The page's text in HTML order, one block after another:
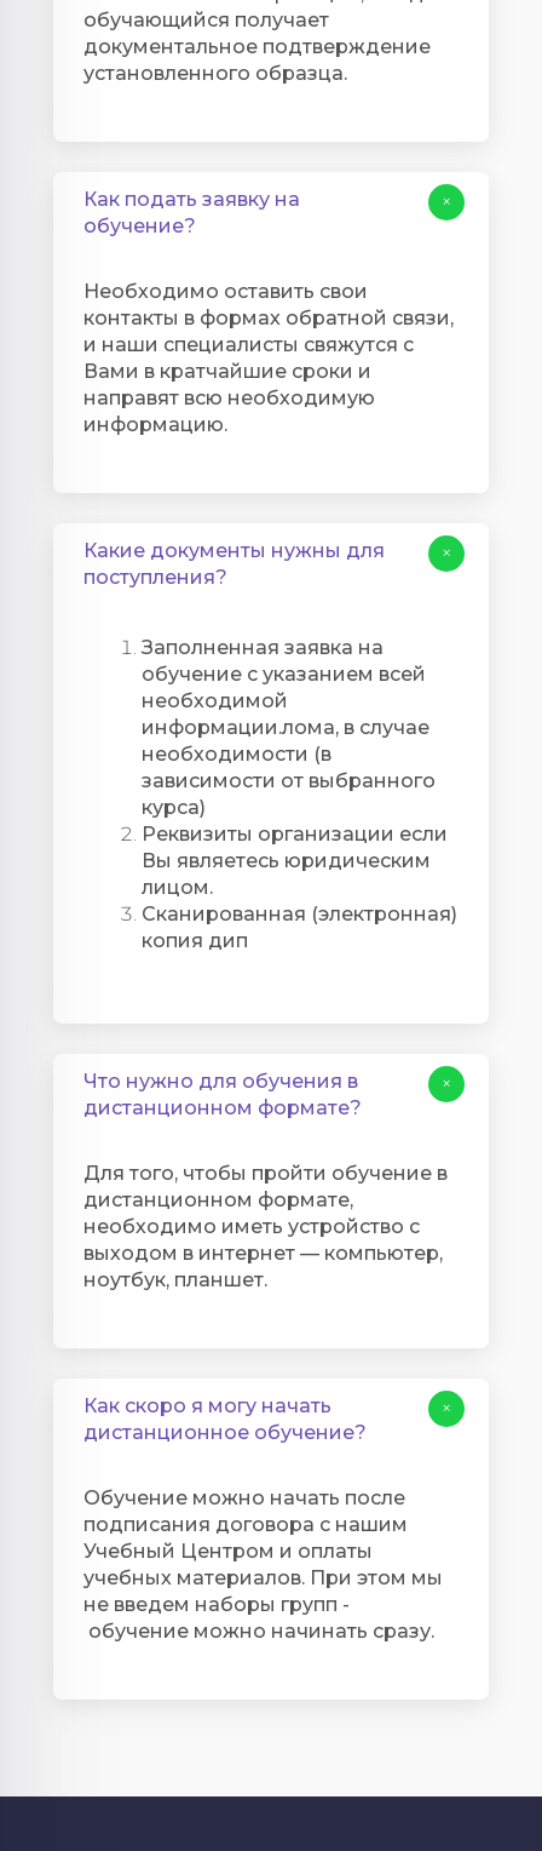
обучающийся получает
документальное подтверждение
установленного образца.
Как подать заявку на
обучение?
Необходимо оставить свои
контакты в формах обратной связи,
и наши специалисты свяжутся с
Вами в кратчайшие сроки и
направят всю необходимую
информацию.
+
Какие документы нужны для
поступления?
Заполненная заявка на
обучение с указанием всей
необходимой
информации.лома, в случае
необходимости (в
зависимости от выбранного
курса)
Реквизиты организации если
Вы являетесь юридическим
лицом.
Сканированная (электронная)
копия дип
+
Что нужно для обучения в
дистанционном формате?
Для того, чтобы пройти обучение в
дистанционном формате,
необходимо иметь устройство с
выходом в интернет — компьютер,
ноутбук, планшет.
+
Как скоро я могу начать
дистанционное обучение?
Обучение можно начать после
подписания договора с нашим
Учебный Центром и оплаты
учебных материалов. При этом мы
не введем наборы групп -
обучение можно начинать сразу.
+